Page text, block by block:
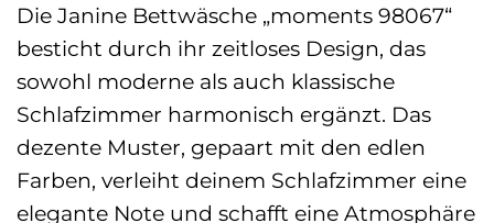
Die Janine Bettwäsche „moments 98067“
besticht durch ihr zeitloses Design, das
sowohl moderne als auch klassische
Schlafzimmer harmonisch ergänzt. Das
dezente Muster, gepaart mit den edlen
Farben, verleiht deinem Schlafzimmer eine
elegante Note und schafft eine Atmosphäre